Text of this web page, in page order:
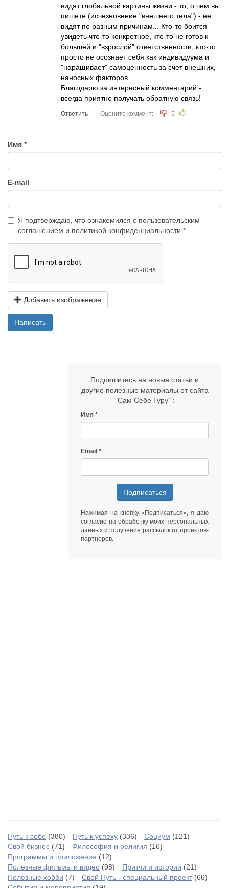
видят глобальной картины жизни - то, о чем вы
пишете (исчезновение "внешнего тела") - не
видят по разным причинам... Кто-то боится
увидеть что-то конкретное, кто-то не готов к
большей и "взрослой" ответственности, кто-то
просто не осознает себя как индивидуума и
"наращивает" самоценность за счет внешних,
наносных факторов.
Благодарю за интересный комментарий -
всегда приятно получать обратную связь!
Ответить Оцените коммент: 5
Имя
E-mail
Я подтверждаю, что ознакомился с пользовательским
соглашением и политикой конфиденциальности
Добавить изображение
Написать
Подпишитесь на новые статьи и
другие полезные материалы от сайта
"Сам Себе Гуру" :
Имя
Email
Подписаться
Нажимая на кнопку «Подписаться», я даю
согласие на обработку моих персональных
данных и получение рассылок от проектов-
партнеров
Путь к себе (380) Путь к успеху (336) Социум (121)
Свой бизнес (71) Философия и религия (16)
Программы и приложения (12)
Полезные фильмы и видео (98) Притчи и истории (21)
Полезные хобби (7) Свой Путь - специальный проект(66)